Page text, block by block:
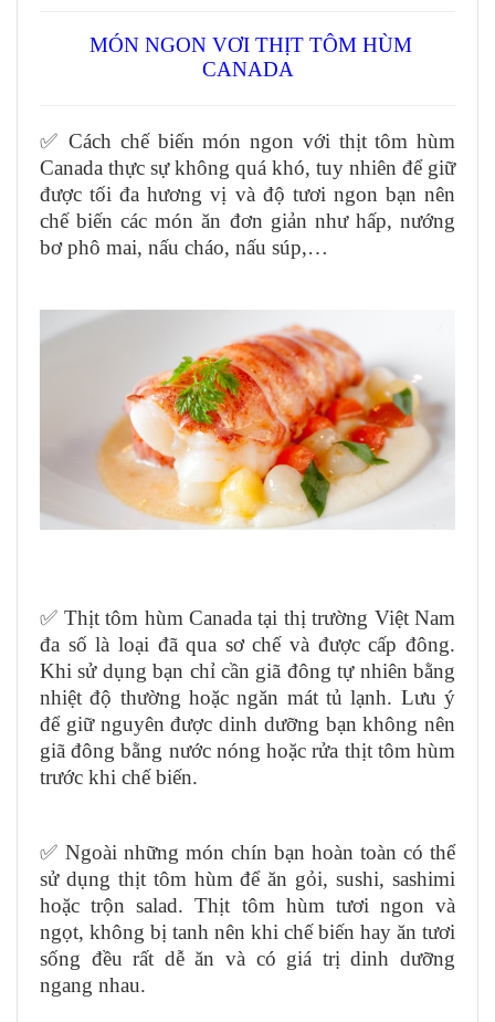
MÓN NGON VƠI THỊT TÔM HÙM
CANADA
✅ Cách chế biến món ngon với thịt tôm hùm
Canada thực sự không quá khó, tuy nhiên để giữ
được tối đa hương vị và độ tươi ngon bạn nên
chế biến các món ăn đơn giản như hấp, nướng
bơ phô mai, nấu cháo, nấu súp,…
✅ Thịt tôm hùm Canada tại thị trường Việt Nam
đa số là loại đã qua sơ chế và được cấp đông.
Khi sử dụng bạn chỉ cần giã đông tự nhiên bằng
nhiệt độ thường hoặc ngăn mát tủ lạnh. Lưu ý
để giữ nguyên được dinh dưỡng bạn không nên
giã đông bằng nước nóng hoặc rửa thịt tôm hùm
trước khi chế biến.
✅ Ngoài những món chín bạn hoàn toàn có thể
sử dụng thịt tôm hùm để ăn gỏi, sushi, sashimi
hoặc trộn salad. Thịt tôm hùm tươi ngon và
ngọt, không bị tanh nên khi chế biến hay ăn tươi
sống đều rất dễ ăn và có giá trị dinh dưỡng
ngang nhau.